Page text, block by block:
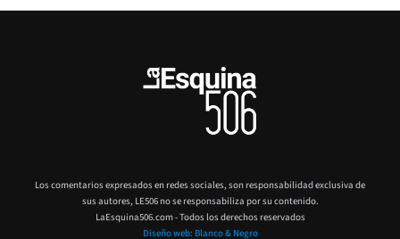
Los comentarios expresados en redes sociales, son responsabilidad exclusiva de
sus autores, LE506 no se responsabiliza por su contenido.
LaEsquina506.com - Todos los derechos reservados
Diseño web: Blanco & Negro